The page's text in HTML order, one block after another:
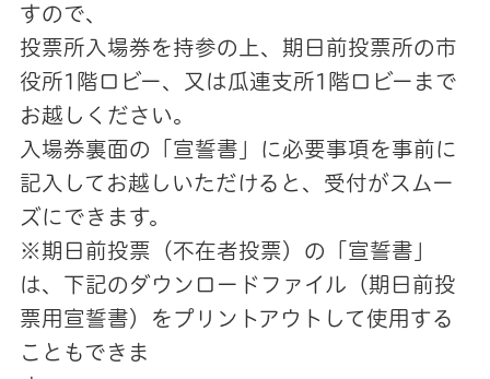
すので、
投票所入場券を持参の上、期日前投票所の市
役所1階ロビー、又は瓜連支所1階ロビーまで
お越しください。
入場券裏面の「宣誓書」に必要事項を事前に
記入してお越しいただけると、受付がスムー
ズにできます。
※期日前投票（不在者投票）の「宣誓書」
は、下記のダウンロードファイル（期日前投
票用宣誓書）をプリントアウトして使用する
こともできま